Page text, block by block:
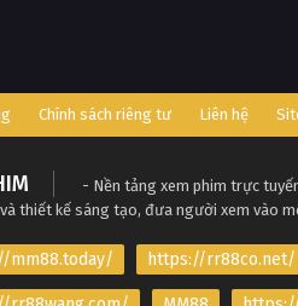
Chính sách riêng tư Liên hệ
- Nền tảng xem phim trực
và thiết kế sáng tạo, đưa người xem vào
mm88.today/ https://rr88co.net/